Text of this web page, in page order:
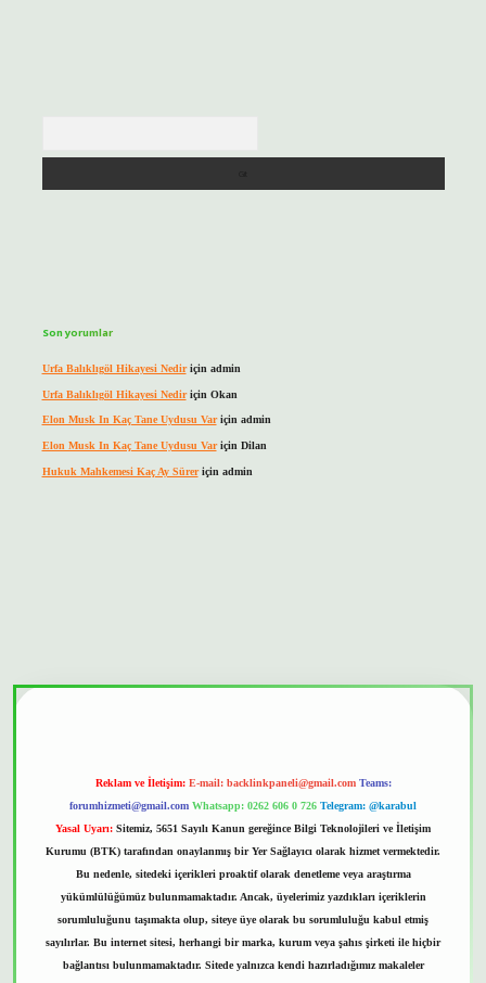
Son yorumlar
Urfa Balıklıgöl Hikayesi Nediriçin admin
Urfa Balıklıgöl Hikayesi Nediriçin Okan
Elon Musk In Kaç Tane Uydusu Variçin admin
Elon Musk In Kaç Tane Uydusu Variçin Dilan
Hukuk Mahkemesi Kaç Ay Süreriçin admin
Reklam ve İletişim: E-mail: backlinkpaneli@gmail.com Teams:
forumhizmeti@gmail.com Whatsapp: 0262 606 0 726 Telegram: @karabul
Yasal Uyarı: Sitemiz, 5651 Sayılı Kanun gereğince Bilgi Teknolojileri ve İletişim
Kurumu (BTK) tarafından onaylanmış bir Yer Sağlayıcı olarak hizmet vermektedir.
Bu nedenle, sitedeki içerikleri proaktif olarak denetleme veya araştırma
yükümlülüğümüz bulunmamaktadır. Ancak, üyelerimiz yazdıkları içeriklerin
sorumluluğunu taşımakta olup, siteye üye olarak bu sorumluluğu kabul etmiş
sayılırlar. Bu internet sitesi, herhangi bir marka, kurum veya şahıs şirketi ile hiçbir
bağlantısı bulunmamaktadır. Sitede yalnızca kendi hazırladığımız makaleler